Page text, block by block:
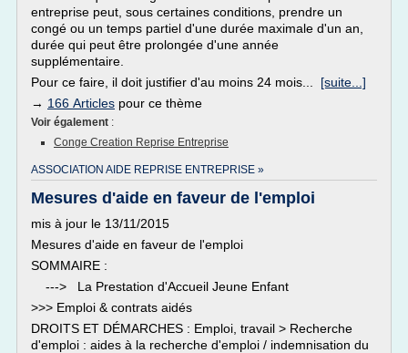
entreprise peut, sous certaines conditions, prendre un
congé ou un temps partiel d'une durée maximale d'un an,
durée qui peut être prolongée d'une année
supplémentaire.
Pour ce faire, il doit justifier d'au moins 24 mois... [suite...]
→ 166 Articles pour ce thème
Voir également :
Conge Creation Reprise Entreprise
ASSOCIATION AIDE REPRISE ENTREPRISE »
Mesures d'aide en faveur de l'emploi
mis à jour le 13/11/2015
Mesures d'aide en faveur de l'emploi
SOMMAIRE :
---> La Prestation d'Accueil Jeune Enfant
>>> Emploi & contrats aidés
DROITS ET DÉMARCHES : Emploi, travail > Recherche
d'emploi : aides à la recherche d'emploi / indemnisation du